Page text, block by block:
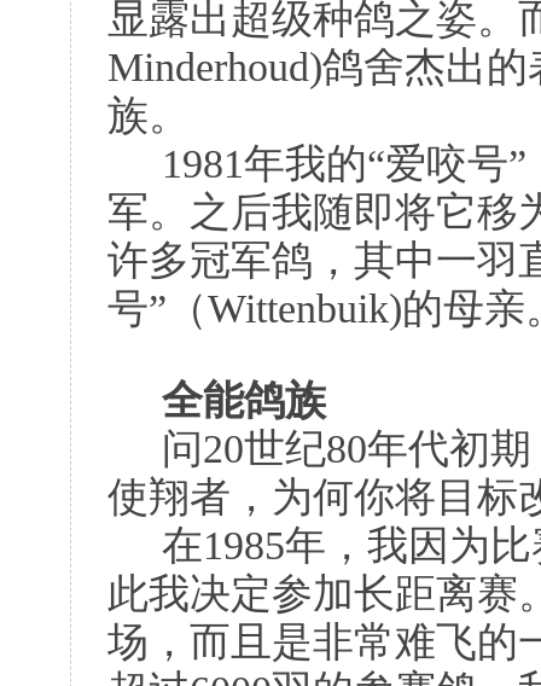
显露出超级种鸽之姿。
Minderhoud)鸽舍杰出
族。
1981年我的“爱咬号
军。之后我随即将它移
许多冠军鸽，其中一羽
号”（Wittenbuik)的母亲
全能鸽族
问20世纪80年代初
使翔者，为何你将目标
在1985年，我因为
此我决定参加长距离赛
场，而且是非常难飞的